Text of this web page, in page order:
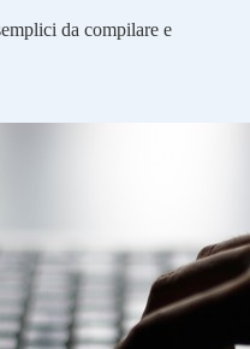
da compilare e